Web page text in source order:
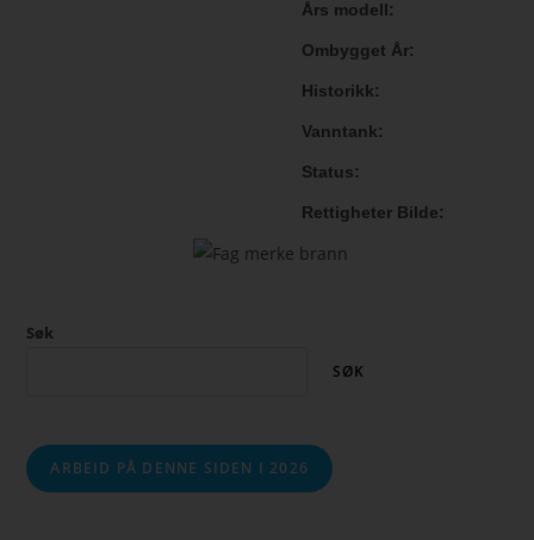
Års modell
Ombygget År
Historikk
Vanntank
Status
Rettigheter Bilde
Søk
SØK
ARBEID PÅ DENNE SIDEN I 2026